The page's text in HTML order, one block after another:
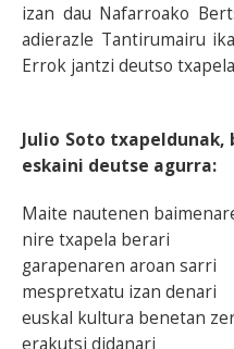
izan dau Nafarroako
adierazle Tantirumairu
Errok jantzi deutso
Julio Soto
eskaini deutse agurra:
Maite nautenen
nire txapela berari
garapenaren aroan sarri
mespretxatu izan denari
euskal kultura benetan
erakutsi didanari